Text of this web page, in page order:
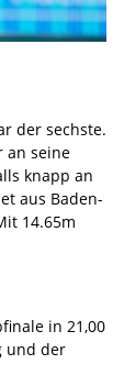
der sechste.
an seine
knapp an
aus Baden-
14.65m
in 21,00
und der